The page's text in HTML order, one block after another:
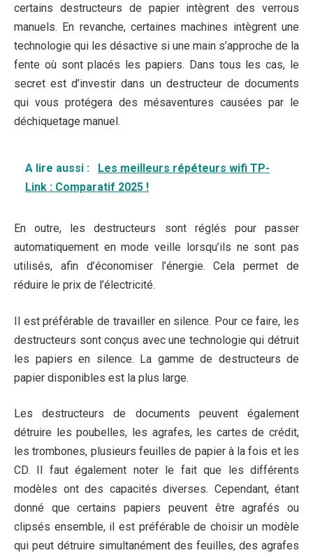
certains destructeurs de papier intègrent des verrous
manuels. En revanche, certaines machines intègrent une
technologie qui les désactive si une main s’approche de la
fente où sont placés les papiers. Dans tous les cas, le
secret est d’investir dans un destructeur de documents
qui vous protégera des mésaventures causées par le
déchiquetage manuel.
A lire aussi :
Les meilleurs répéteurs wifi TP-
Link : Comparatif 2025 !
En outre, les destructeurs sont réglés pour passer
automatiquement en mode veille lorsqu’ils ne sont pas
utilisés, afin d’économiser l’énergie. Cela permet de
réduire le prix de l’électricité.
Il est préférable de travailler en silence. Pour ce faire, les
destructeurs sont conçus avec une technologie qui détruit
les papiers en silence. La gamme de destructeurs de
papier disponibles est la plus large.
Les destructeurs de documents peuvent également
détruire les poubelles, les agrafes, les cartes de crédit,
les trombones, plusieurs feuilles de papier à la fois et les
CD. Il faut également noter le fait que les différents
modèles ont des capacités diverses. Cependant, étant
donné que certains papiers peuvent être agrafés ou
clipsés ensemble, il est préférable de choisir un modèle
qui peut détruire simultanément des feuilles, des agrafes